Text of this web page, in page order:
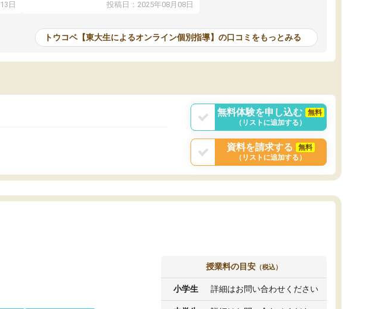
り
日
は、授業の先取り学習をするため、学校の教科
いただいたが、1時間の時間を使って進められる
範囲は限られており、それであれば自学自習で
なく、上手い活用の仕方が分からず辞めること
投稿日：2025年08月08日
ツーマン指導によって、自分の志望校にふさわ
しいオリジナルのカリキュラムを提案してくれ
と感じました。
トウコベ【東大生によるオンライン個別指導】の口コミをもっとみる
無料体験を申し込む
無料
（リストに追加する）
資料を請求する
無料
（リストに追加する）
授業料の目安 （税込）
小学生 詳細はお問い合わせください